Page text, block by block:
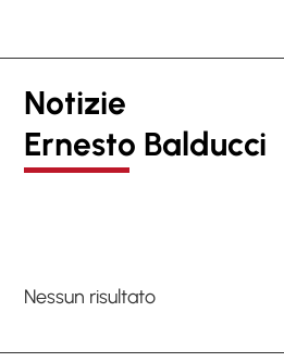
Notizie
Ernesto Balducci
Nessun risultato